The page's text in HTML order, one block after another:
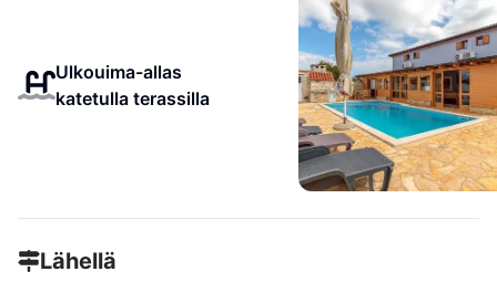
Ulkouima-allas
katetulla terassilla
Lähellä